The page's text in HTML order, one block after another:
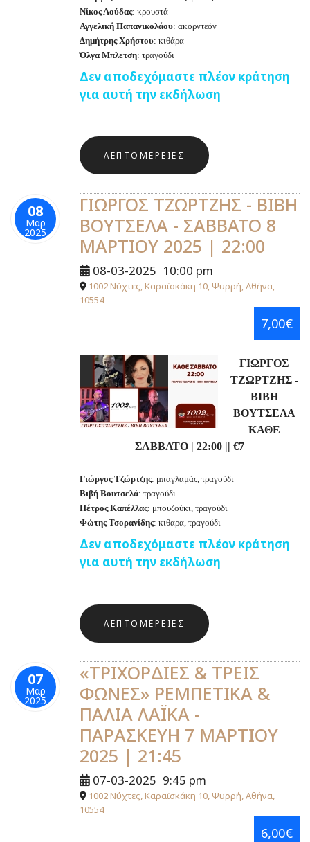
Νίκος Λούδας: κρουστά
Αγγελική Παπανικολάου: ακορντεόν
Δημήτρης Χρήστου: κιθάρα
Όλγα Μπλετση: τραγούδι
Δεν αποδεχόμαστε πλέον κράτηση
για αυτή την εκδήλωση
ΛΕΠΤΟΜΈΡΕΙΕΣ
08
Μαρ
2025
ΓΙΩΡΓΟΣ ΤΖΩΡΤΖΗΣ - ΒΙΒΗ
ΒΟΥΤΣΕΛΑ - ΣΑΒΒΑΤΟ 8
ΜΑΡΤΙΟΥ 2025 | 22:00
08-03-2025 10:00 pm
1002 Νύχτες, Καραϊσκάκη 10, Ψυρρή, Αθήνα,
10554
7,00€
ΓΙΩΡΓΟΣ
ΤΖΩΡΤΖΗΣ -
ΒΙΒΗ
ΒΟΥΤΣΕΛΑ
ΚΑΘΕ
ΣΑΒΒΑΤΟ | 22:00 || €7
Γιώργος Τζώρτζης: μπαγλαμάς, τραγούδι
Βιβή Βουτσελά: τραγούδι
Πέτρος Καπέλλας: μπουζούκι, τραγούδι
Φώτης Τσορανίδης: κιθαρα, τραγούδι
Δεν αποδεχόμαστε πλέον κράτηση
για αυτή την εκδήλωση
ΛΕΠΤΟΜΈΡΕΙΕΣ
07
Μαρ
2025
«ΤΡΙΧΟΡΔΙΕΣ & ΤΡΕΙΣ
ΦΩΝΕΣ» ΡΕΜΠΕΤΙΚΑ &
ΠΑΛΙΑ ΛΑΪΚΑ -
ΠΑΡΑΣΚΕΥΗ 7 ΜΑΡΤΙΟΥ
2025 | 21:45
07-03-2025 9:45 pm
1002 Νύχτες, Καραϊσκάκη 10, Ψυρρή, Αθήνα,
10554
6,00€